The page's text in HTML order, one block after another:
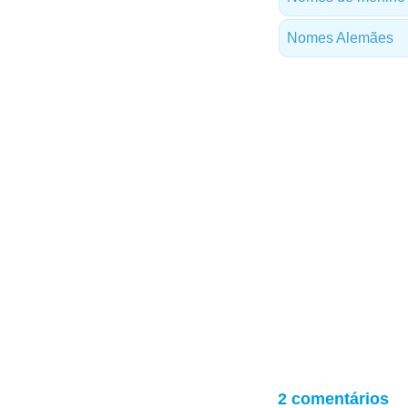
Nomes Alemães
2 comentários